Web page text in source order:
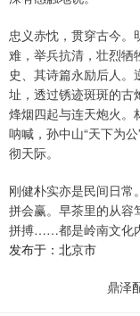
忠义赤忱，贯穿古今。
难，举兵抗清，壮烈牺
史、其诗篇永励后人
址，透过锈迹斑斑的古
烽烟四起与连天炮火。
呐喊，孙中山“天下为
彻天际。
刚健朴实亦是民间日常
拼会赢。早茶里的从容
拼搏……都是岭南文化
发布于：北京市
鼎泽